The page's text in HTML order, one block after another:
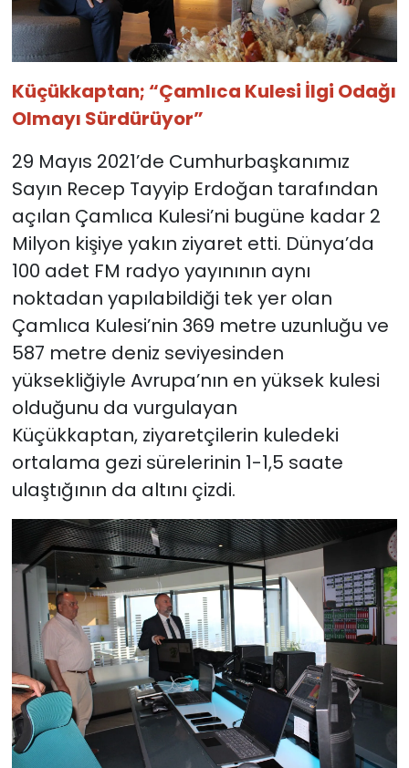
Küçükkaptan; “Çamlıca Kulesi İlgi Odağı
Olmayı Sürdürüyor”
29 Mayıs 2021’de Cumhurbaşkanımız
Sayın Recep Tayyip Erdoğan tarafından
açılan Çamlıca Kulesi’ni bugüne kadar 2
Milyon kişiye yakın ziyaret etti. Dünya’da
100 adet FM radyo yayınının aynı
noktadan yapılabildiği tek yer olan
Çamlıca Kulesi’nin 369 metre uzunluğu ve
587 metre deniz seviyesinden
yüksekliğiyle Avrupa’nın en yüksek kulesi
olduğunu da vurgulayan
Küçükkaptan, ziyaretçilerin kuledeki
ortalama gezi sürelerinin 1-1,5 saate
ulaştığının da altını çizdi.